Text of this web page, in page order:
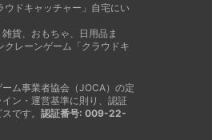
ウドキャッチャー」自宅にい
貨、おもちゃ、日用品ま
レーンゲーム「クラウドキ
ム事業者協会（JOCA）の定
ン・運営基準に則り、認証
です。 認証番号: 009-22-